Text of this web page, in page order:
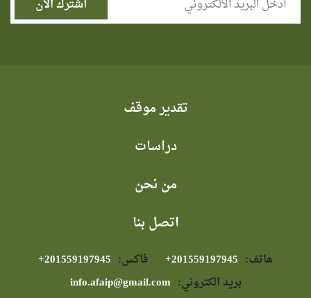
تقدير موقف
دراسات
من نحن
اتصل بنا
هاتف: فاكس:
بريد الكتروني: info.afaip@gmail.com